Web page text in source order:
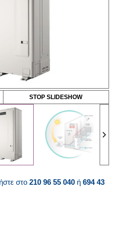
STOP SLIDESHOW
στο 210 96 55 040 ή 694 43